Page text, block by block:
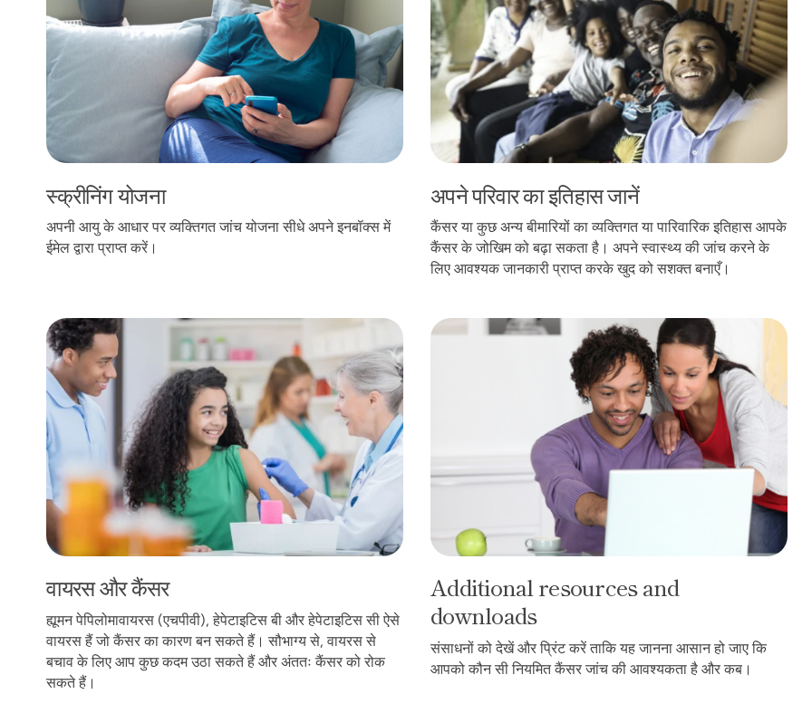
स्क्रीनिंग योजना
अपनी आयु के आधार पर व्यक्तिगत जांच योजना सीधे अपने इनबॉक्स में
ईमेल द्वारा प्राप्त करें।
अपने परिवार का इतिहास जानें
कैंसर या कुछ अन्य बीमारियों का व्यक्तिगत या पारिवारिक इतिहास आपके
कैंसर के जोखिम को बढ़ा सकता है। अपने स्वास्थ्य की जांच करने के
लिए आवश्यक जानकारी प्राप्त करके खुद को सशक्त बनाएँ।
वायरस और कैंसर
वायरस और कैंसर
ह्यूमन पेपिलोमावायरस (एचपीवी), हेपेटाइटिस बी और हेपेटाइटिस सी ऐसे
वायरस हैं जो कैंसर का कारण बन सकते हैं। सौभाग्य से, वायरस से
बचाव के लिए आप कुछ कदम उठा सकते हैं और अंततः कैंसर को रोक
सकते हैं।
Additional resources and downloads
Additional resources and
downloads
संसाधनों को देखें और प्रिंट करें ताकि यह जानना आसान हो जाए कि
आपको कौन सी नियमित कैंसर जांच की आवश्यकता है और कब।